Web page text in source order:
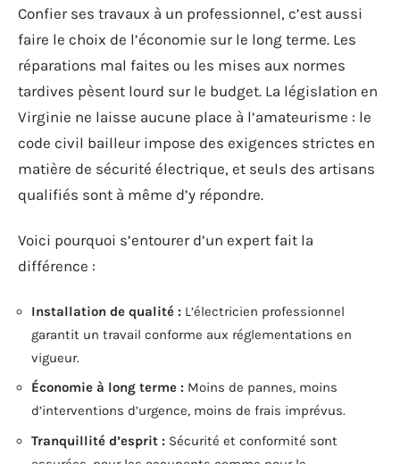
Confier ses travaux à un professionnel, c’est aussi
faire le choix de l’économie sur le long terme. Les
réparations mal faites ou les mises aux normes
tardives pèsent lourd sur le budget. La législation en
Virginie ne laisse aucune place à l’amateurisme : le
code civil bailleur impose des exigences strictes en
matière de sécurité électrique, et seuls des artisans
qualifiés sont à même d’y répondre.
Voici pourquoi s’entourer d’un expert fait la
différence :
Installation de qualité : L’électricien professionnel
garantit un travail conforme aux réglementations en
vigueur.
Économie à long terme : Moins de pannes, moins
d’interventions d’urgence, moins de frais imprévus.
Tranquillité d’esprit : Sécurité et conformité sont